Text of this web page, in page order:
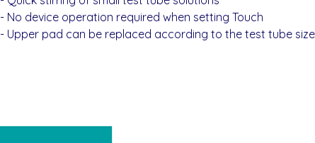
- No device operation required when setting Touch
- Upper pad can be replaced according to the test tube size